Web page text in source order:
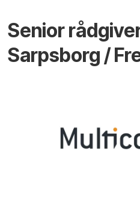
Senior
Sarpsborg /